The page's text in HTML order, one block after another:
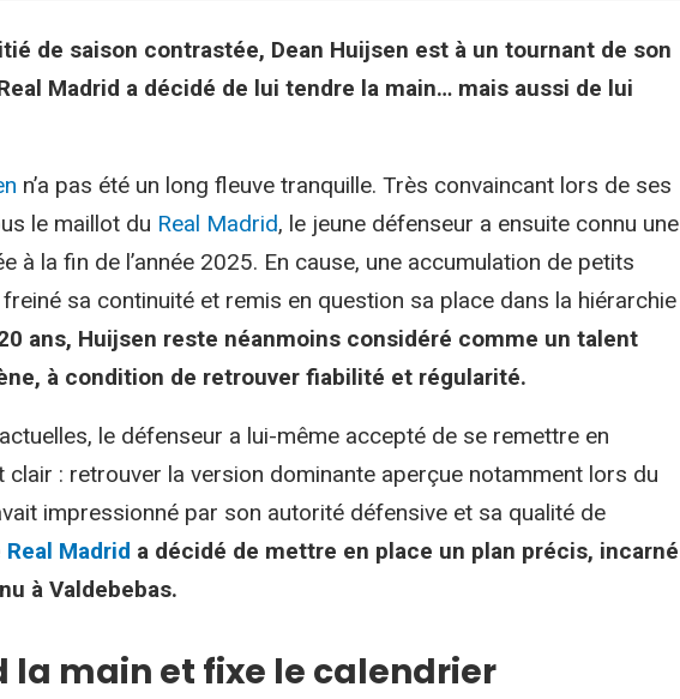
de saison contrastée, Dean Huijsen est à un tournant de son
Madrid a décidé de lui tendre la main… mais aussi de lui
n’a pas été un long fleuve tranquille. Très convaincant lors de ses
le maillot du Real Madrid, le jeune défenseur a ensuite connu une
à la fin de l’année 2025. En cause, une accumulation de petits
sa continuité et remis en question sa place dans la hiérarchie
ans, Huijsen reste néanmoins considéré comme un talent
à condition de retrouver fiabilité et régularité.
le défenseur a lui-même accepté de se remettre en
: retrouver la version dominante aperçue notamment lors du
impressionné par son autorité défensive et sa qualité de
Real Madrid a décidé de mettre en place un plan précis, incarné
à Valdebebas.
la main et fixe le calendrier